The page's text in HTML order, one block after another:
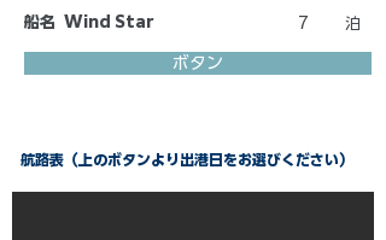
船名 Wind Star 7 泊
ボタン
航路表（上のボタンより出港日をお選びください）